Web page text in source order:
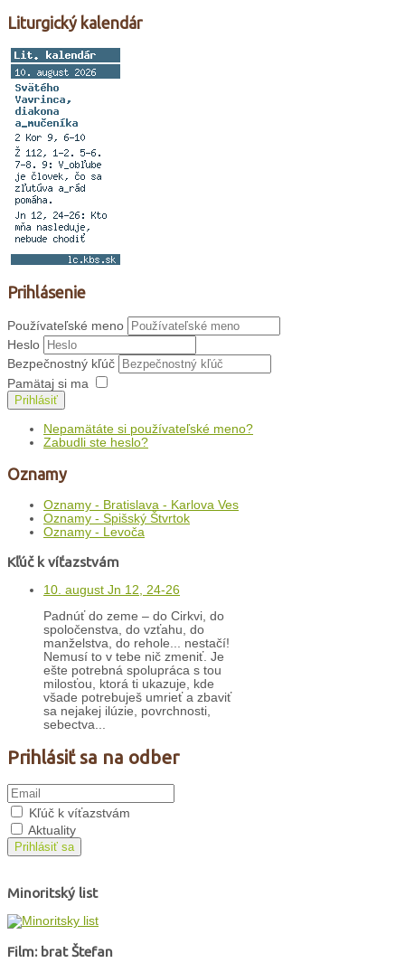
Liturgický kalendár
Prihlásenie
Používateľské meno
Heslo
Bezpečnostný kľúč
Pamätaj si ma
Prihlásiť
Nepamätáte si používateľské meno?
Zabudli ste heslo?
Oznamy
Oznamy - Bratislava - Karlova Ves
Oznamy - Spišský Štvrtok
Oznamy - Levoča
Kľúč k víťazstvám
10. august Jn 12, 24-26
Padnúť do zeme – do Cirkvi, do
spoločenstva, do vzťahu, do
manželstva, do rehole... nestačí!
Nemusí to v tebe nič zmeniť. Je
ešte potrebná spolupráca s tou
milosťou, ktorá ti ukazuje, kde
všade potrebuješ umrieť a zbaviť
sa nejakej ilúzie, povrchnosti,
sebectva...
Prihlásiť sa na odber
Kľúč k víťazstvám
Aktuality
Prihlásiť sa
Minoritský list
Film: brat Štefan